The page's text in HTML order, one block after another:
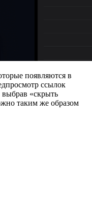
появляются в
ссылок
«скрыть
таким же образом